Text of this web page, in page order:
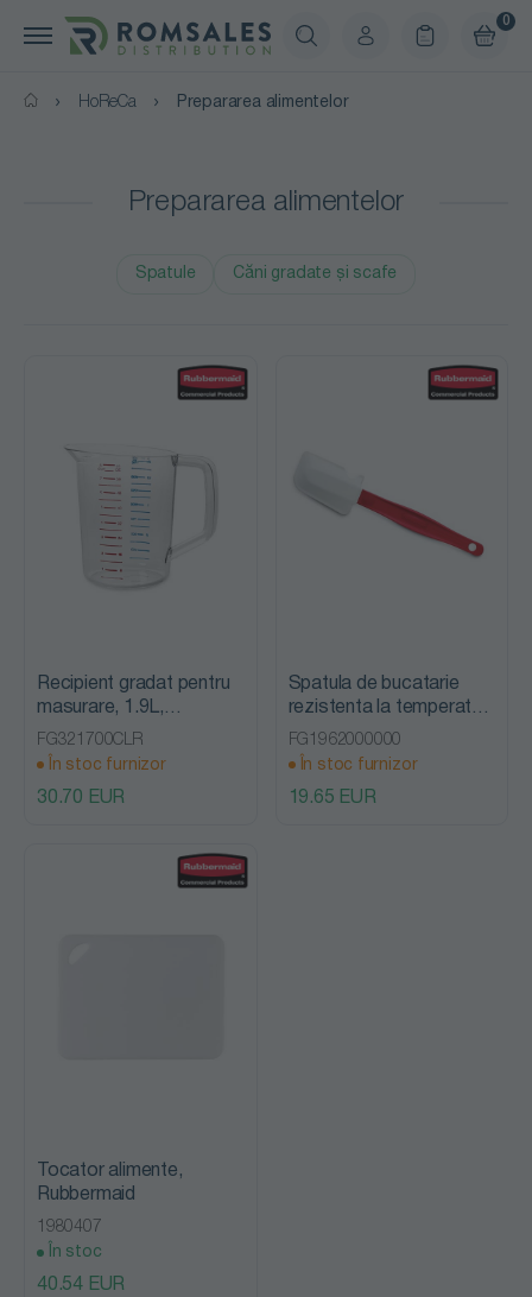
0
HoReCa Prepararea alimentelor
Prepararea alimentelor
Spatule Căni gradate și scafe
Recipient gradat pentru
masurare, 1.9L,
Rubbermaid
FG321700CLR
În stoc furnizor
30.70 EUR
Spatula de bucatarie
rezistenta la temperaturi
inalte 24 cm, rosu,
Rubbermaid
FG1962000000
În stoc furnizor
19.65 EUR
Tocator alimente,
Rubbermaid
1980407
În stoc
40.54 EUR